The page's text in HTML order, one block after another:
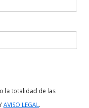
la totalidad de las
AVISO LEGAL.